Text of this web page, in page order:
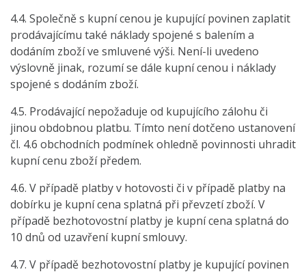
4.4. Společně s kupní cenou je kupující povinen zaplatit
prodávajícímu také náklady spojené s balením a
dodáním zboží ve smluvené výši. Není-li uvedeno
výslovně jinak, rozumí se dále kupní cenou i náklady
spojené s dodáním zboží.
4.5. Prodávající nepožaduje od kupujícího zálohu či
jinou obdobnou platbu. Tímto není dotčeno ustanovení
čl. 4.6 obchodních podmínek ohledně povinnosti uhradit
kupní cenu zboží předem.
4.6. V případě platby v hotovosti či v případě platby na
dobírku je kupní cena splatná při převzetí zboží. V
případě bezhotovostní platby je kupní cena splatná do
10 dnů od uzavření kupní smlouvy.
4.7. V případě bezhotovostní platby je kupující povinen